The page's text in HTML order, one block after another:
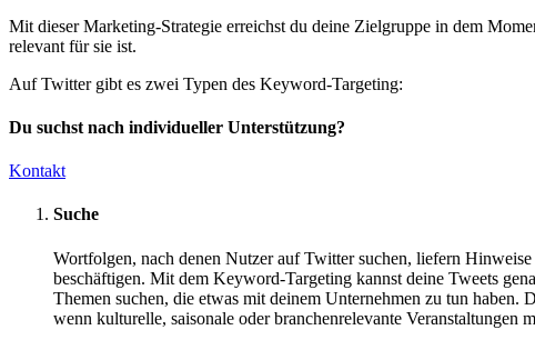
Mit dieser Marketing-Strategie erreichst du deine Zielgruppe in dem
relevant für sie ist.
Auf Twitter gibt es zwei Typen des Keyword-Targeting:
Du suchst nach individueller Unterstützung?
Kontakt
Suche
Wortfolgen, nach denen Nutzer auf Twitter suchen, liefern
beschäftigen. Mit dem Keyword-Targeting kannst deine Tweets
Themen suchen, die etwas mit deinem Unternehmen zu tun haben.
wenn kulturelle, saisonale oder branchenrelevante Veranstaltungen